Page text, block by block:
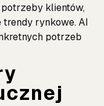
klientów,
trendy rynkowe. AI
potrzeb